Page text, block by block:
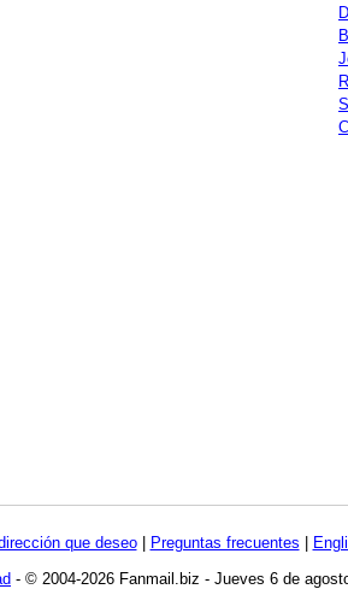
que deseo| Preguntas frecuentes |
- © 2004-2026 Fanmail.biz - Jueves 6 de